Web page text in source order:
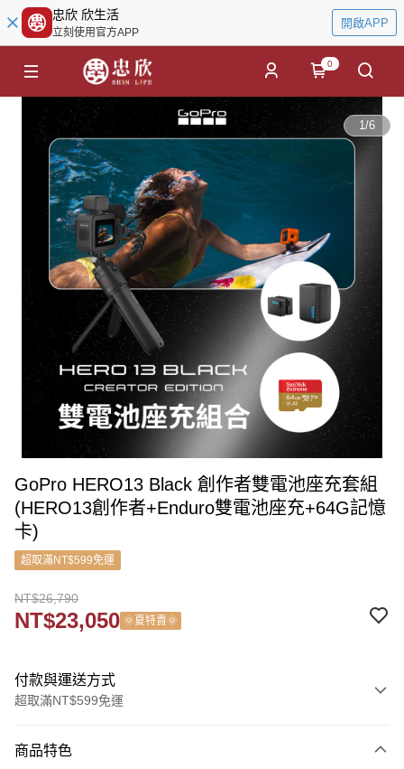
忠欣 欣生活
立刻使用官方APP
開啟APP
0
1/6
GoPro HERO13 Black 創作者雙電池座充套組
(HERO13創作者+Enduro雙電池座充+64G記憶
卡)
超取滿NT$599免運
NT$26,790
NT$23,050 🌞夏特賣🌞
付款與運送方式
超取滿NT$599免運
信用卡一次付款
商品特色